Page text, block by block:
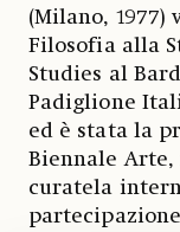
(Milano, 1977)
Filosofia alla
Studies al
Padiglione
ed è stata la
Biennale Arte,
curatela